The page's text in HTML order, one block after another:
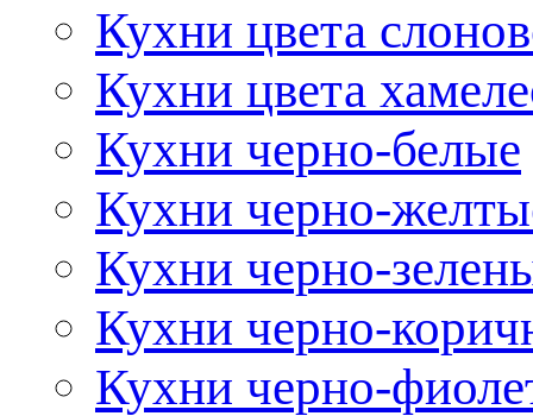
Кухни цвета
Кухни цвета
Кухни черно-белые
Кухни черно-
Кухни черно-
Кухни черно-
Кухни черно-